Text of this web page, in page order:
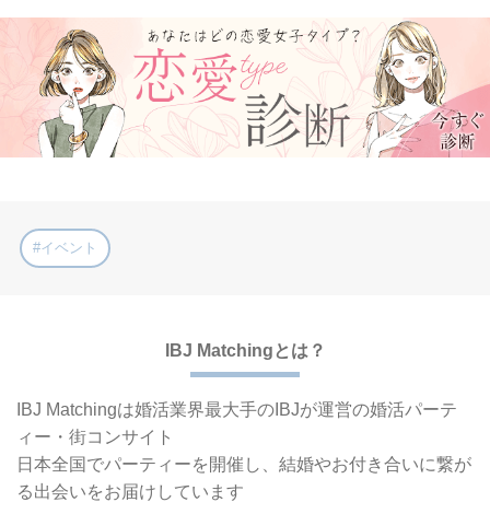
#イベント
IBJ Matchingとは？
IBJ Matchingは婚活業界最大手の IBJが運営の婚活パーテ
ィー・街コンサイト
日本全国でパーティーを開催し、 結婚やお付き合いに繋が
る出会いをお届けしています